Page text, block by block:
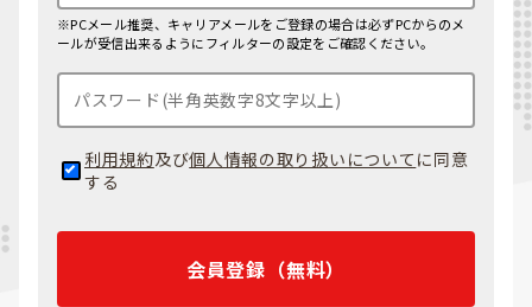
※PCメール推奨、キャリアメールをご登録の場合は必ずPCからのメ
ールが受信出来るようにフィルターの設定をご確認ください。
利用規約及び個人情報の取り扱いについて に同意
する
会員登録（無料）